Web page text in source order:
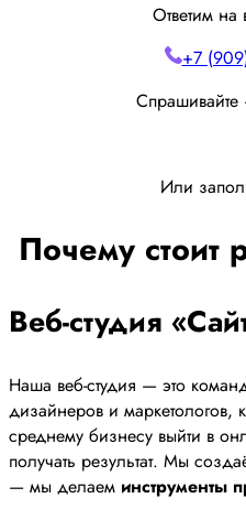
Ответим на
+7
Или
Почему стоит
Веб-студия
Наша веб-студия — это
дизайнеров и маркетологов,
среднему бизнесу выйти в
получать результат. Мы
— мы делаем инструменты